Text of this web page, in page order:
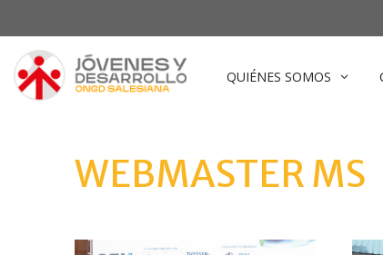
al
contenido
QUIÉNES SOMOS
WEBMASTER MS